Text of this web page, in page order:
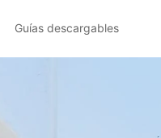
Guías descargables